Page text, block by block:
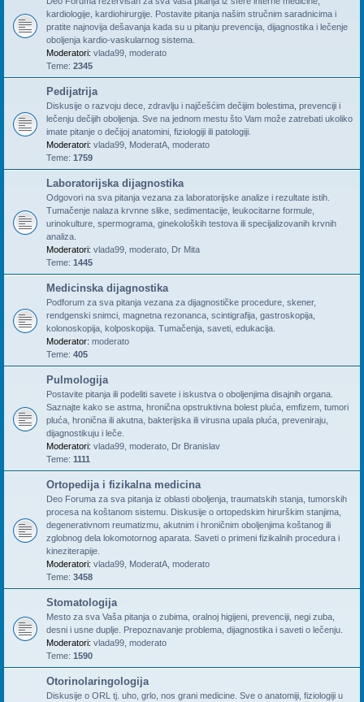
kardiologije, kardiohirurgije. Postavite pitanja našim stručnim saradnicima i
pratite najnovija dešavanja kada su u pitanju prevencija, dijagnostika i lečenje
oboljenja kardio-vaskularnog sistema.
Moderatori: vlada99 moderato
Teme: 2345
Pedijatrija
Diskusije o razvoju dece, zdravlju i najčešćim dečijim bolestima, prevenciji i
lečenju dečijih oboljenja. Sve na jednom mestu što Vam može zatrebati ukoliko
imate pitanje o dečijoj anatomini, fiziologiji ili patologiji.
Moderatori: vlada99 ModeratA moderato
Teme: 1759
Laboratorijska dijagnostika
Odgovori na sva pitanja vezana za laboratorijske analize i rezultate istih.
Tumačenje nalaza krvnne slike, sedimentacije, leukocitarne formule,
urinokulture, spermograma, ginekoloških testova ili specijalizovanih krvnih
analiza.
Moderatori: vlada99 moderato Dr Mita
Teme: 1445
Medicinska dijagnostika
Podforum za sva pitanja vezana za dijagnostičke procedure, skener,
rendgenski snimci, magnetna rezonanca, scintigrafija, gastroskopija,
kolonoskopija, kolposkopija. Tumačenja, saveti, edukacija.
Moderator: moderato
Teme: 405
Pulmologija
Postavite pitanja ili podeliti savete i iskustva o oboljenjima disajnih organa.
Saznajte kako se astma, hronična opstruktivna bolest pluća, emfizem, tumori
pluća, hronična ili akutna, bakterijska ili virusna upala pluća, preveniraju,
dijagnostikuju i leče.
Moderatori: vlada99 moderato Dr Branislav
Teme: 1111
Ortopedija i fizikalna medicina
Deo Foruma za sva pitanja iz oblasti oboljenja, traumatskih stanja, tumorskih
procesa na koštanom sistemu. Diskusije o ortopedskim hirurškim stanjima,
degenerativnom reumatizmu, akutnim i hroničnim oboljenjima koštanog ili
zglobnog dela lokomotornog aparata. Saveti o primeni fizikalnih procedura i
kineziterapije.
Moderatori: vlada99 ModeratA moderato
Teme: 3458
Stomatologija
Mesto za sva Vaša pitanja o zubima, oralnoj higijeni, prevenciji, negi zuba,
desni i usne duplje. Prepoznavanje problema, dijagnostika i saveti o lečenju.
Moderatori: vlada99 moderato
Teme: 1590
Otorinolaringologija
Diskusije o ORL tj. uho, grlo, nos grani medicine. Sve o anatomiji, fiziologiji u